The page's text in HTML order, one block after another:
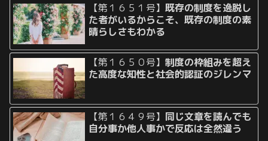
【第１６５１号】既存の制度を逸脱し
た者がいるからこそ、既存の制度の素
晴らしさもわかる
【第１６５０号】制度の枠組みを超え
た高度な知性と社会的認証のジレンマ
【第１６４９号】 同じ文章を読んでも
自分事か他人事かで反応は全然違う